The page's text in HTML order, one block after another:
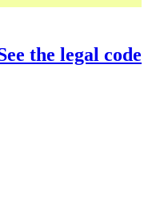
the legal code